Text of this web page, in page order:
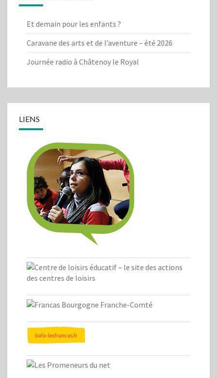
Et demain pour les enfants ?
Caravane des arts et de l’aventure – été 2026
Journée radio à Châtenoy le Royal
LIENS